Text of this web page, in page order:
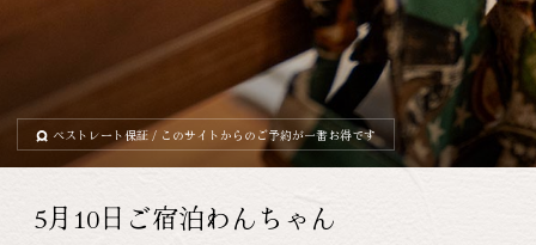
ベストレート保証/ このサイトからのご予約が一番お得です
5月10日ご宿泊わんちゃん